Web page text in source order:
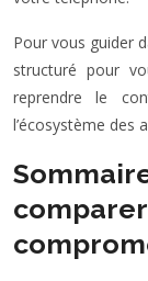
Pour vous guider
structuré pour
reprendre le
l’écosystème des